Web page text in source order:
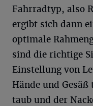
Fahrradtyp, also
ergibt sich dann
optimale
sind die richtige
Einstellung von
Hände und
taub und der